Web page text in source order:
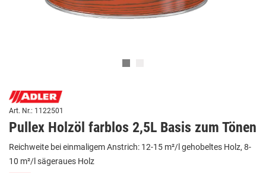
Art. Nr.: 1122501
Pullex Holzöl farblos 2,5L Basis zum Tönen
Reichweite bei einmaligem Anstrich: 12-15 m²/l gehobeltes Holz, 8-
10 m²/l sägeraues Holz